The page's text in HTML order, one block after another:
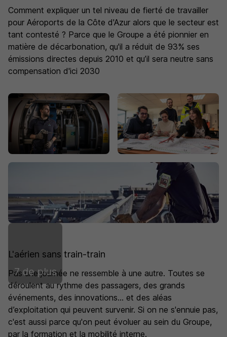
Comment expliquer un tel niveau de fierté de travailler
pour Aéroports de la Côte d'Azur alors que le secteur est
tant contesté ? Parce que le Groupe a été pionnier en
matière de décarbonation, qu'il a réduit de 93% ses
émissions directes depuis 2010 et qu’il sera neutre sans
compensation d'ici 2030
7 de plus
L'aérien sans train-train
Pas une journée ne ressemble à une autre. Toutes se
déroulent au rythme des passagers, des grands
événements, des innovations… et des aléas
d’exploitation qui peuvent survenir. Si on ne s'ennuie pas,
c'est aussi parce qu'on peut évoluer au sein du Groupe,
par la formation et la mobilité interne.